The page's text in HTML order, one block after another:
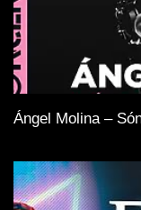
Ángel Molina –